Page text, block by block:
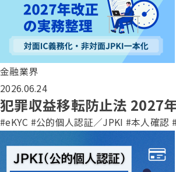
金融業界
2026.06.24
犯罪収益移転防止法 2027
#eKYC #公的個人認証／JPKI #本人確認